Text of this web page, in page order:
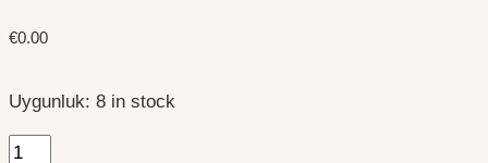
€0.00
Uygunluk: 8 in stock